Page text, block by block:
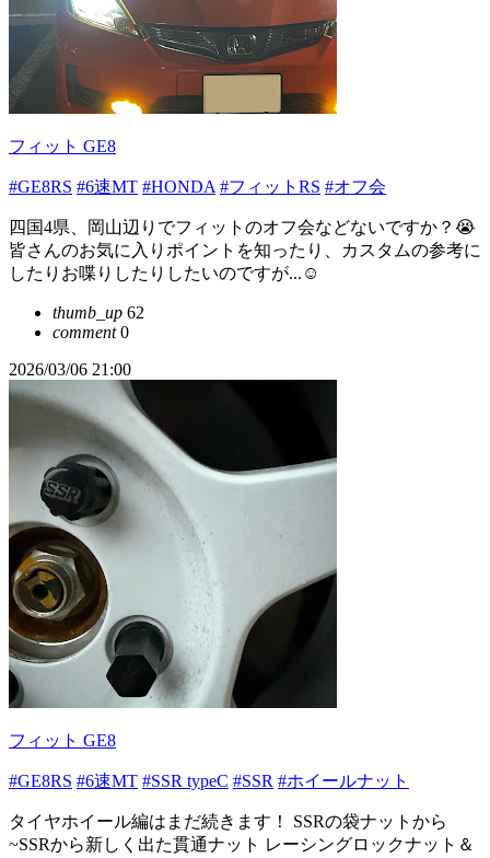
フィット GE8
#GE8RS #6速MT #HONDA #フィットRS #オフ会
四国4県、岡山辺りでフィットのオフ会などないですか？😭
皆さんのお気に入りポイントを知ったり、カスタムの参考に
したりお喋りしたりしたいのですが...☺️
thumb_up 62
comment0
2026/03/06 21:00
フィット GE8
#GE8RS #6速MT #SSR typeC #SSR #ホイールナット
タイヤホイール編はまだ続きます！ SSRの袋ナットから
~SSRから新しく出た貫通ナット レーシングロックナット＆